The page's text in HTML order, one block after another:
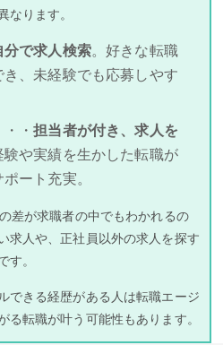
なります。
分で求人検索。好きな転職
、未経験でも応募しやす
・・担当者が付き、求人を
験や実績を生かした転職が
ート充実。
差が求職者の中でもわかれるの
求人や、正社員以外の求人を探す
す。
できる経歴がある人は転職エージ
る転職が叶う可能性もあります。